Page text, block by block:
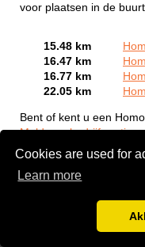
Cookies are used for
Learn more
voor plaatsen in de
15.48 km
16.47 km
16.77 km
22.05 km
Bent of kent u een
Meld een bedrijf gratis